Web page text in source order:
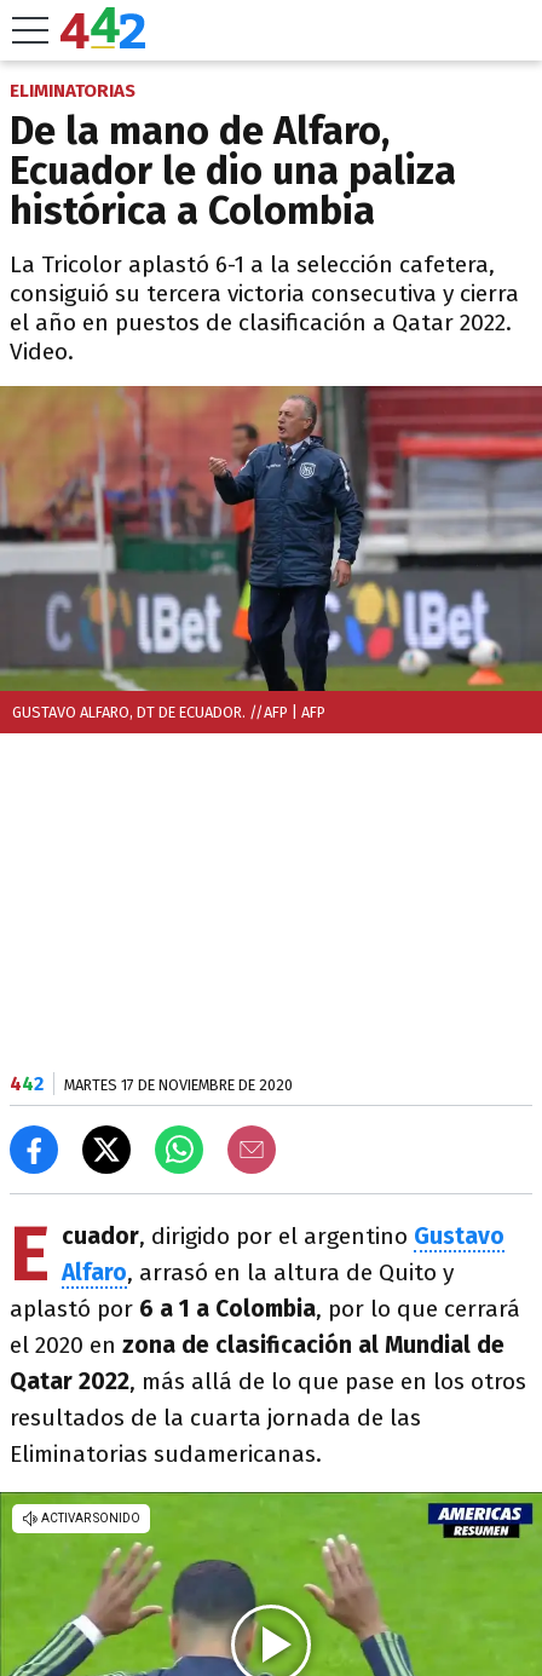
ELIMINATORIAS
De la mano de Alfaro,
Ecuador le dio una paliza
histórica a Colombia
La Tricolor aplastó 6-1 a la selección cafetera,
consiguió su tercera victoria consecutiva y cierra
el año en puestos de clasificación a Qatar 2022.
Video.
GUSTAVO ALFARO, DT DE ECUADOR. //AFP | AFP
442 MARTES 17 DE NOVIEMBRE DE 2020
E cuador, dirigido por el argentino Gustavo
Alfaro, arrasó en la altura de Quito y
aplastó por 6 a 1 a Colombia, por lo que cerrará
el 2020 en zona de clasificación al Mundial de
Qatar 2022, más allá de lo que pase en los otros
resultados de la cuarta jornada de las
Eliminatorias sudamericanas.